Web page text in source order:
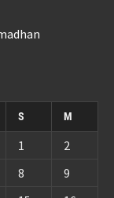
S M
1
2
8
9